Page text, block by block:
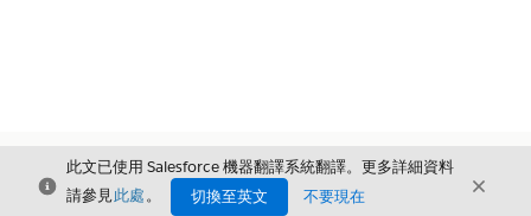
結束
此文已使用 Salesforce 機器翻譯系統翻譯。更多詳細資料
請參見此處。 切換至英文 不要現在 結束